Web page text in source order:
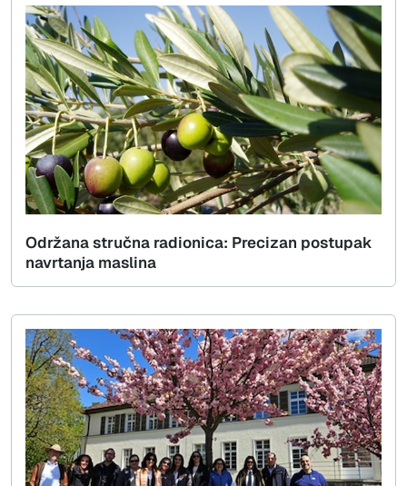
Održana stručna radionica: Precizan postupak
navrtanja maslina